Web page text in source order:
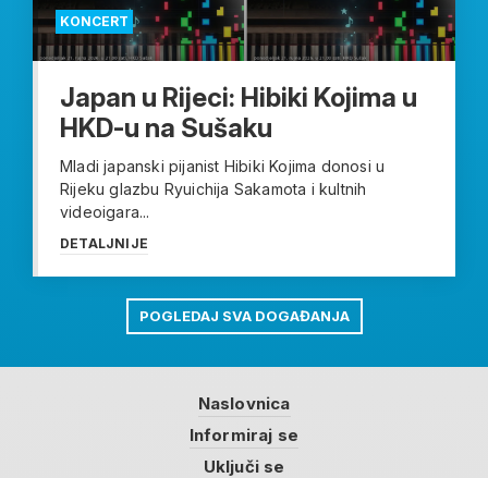
KONCERT
Japan u Rijeci: Hibiki Kojima u
HKD-u na Sušaku
Mladi japanski pijanist Hibiki Kojima donosi u
Rijeku glazbu Ryuichija Sakamota i kultnih
videoigara...
DETALJNIJE
POGLEDAJ SVA DOGAĐANJA
Naslovnica
Informiraj se
Uključi se